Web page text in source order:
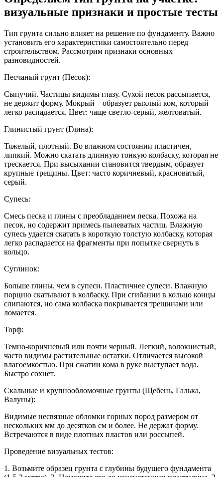
визуальные признаки и простые тесты
Тип грунта сильно влияет на решение по фундаменту. Важно
установить его характеристики самостоятельно перед
строительством. Рассмотрим признаки основных
разновидностей.
Песчаный грунт (Песок):
Сыпучий. Частицы видимы глазу. Сухой песок рассыпается,
не держит форму. Мокрый – образует рыхлый ком, который
легко распадается. Цвет: чаще светло-серый, желтоватый.
Глинистый грунт (Глина):
Тяжелый, плотный. Во влажном состоянии пластичен,
липкий. Можно скатать длинную тонкую колбаску, которая не
трескается. При высыхании становится твердым, образует
крупные трещины. Цвет: часто коричневый, красноватый,
серый.
Супесь:
Смесь песка и глины с преобладанием песка. Похожа на
песок, но содержит примесь пылеватых частиц. Влажную
супесь удается скатать в короткую толстую колбаску, которая
легко распадается на фрагменты при попытке свернуть в
кольцо.
Суглинок:
Больше глины, чем в супеси. Пластичнее супеси. Влажную
порцию скатывают в колбаску. При сгибании в кольцо концы
слипаются, но сама колбаска покрывается трещинами или
ломается.
Торф:
Темно-коричневый или почти черный. Легкий, волокнистый,
часто видимы растительные остатки. Отличается высокой
влагоемкостью. При сжатии кома в руке выступает вода.
Быстро сохнет.
Скальные и крупнообломочные грунты (Щебень, Галька,
Валуны):
Видимые несвязные обломки горных пород размером от
нескольких мм до десятков см и более. Не держат форму.
Встречаются в виде плотных пластов или россыпей.
Проведение визуальных тестов:
1. Возьмите образец грунта с глубины будущего фундамента